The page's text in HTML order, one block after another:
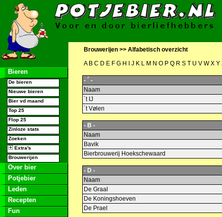
Bieren
De bieren
Nieuwe bieren
Bier vd maand
Top 25
Flop 25
Zinloze stats
Zoeken
Extra's
Brouwerijen
Over bier
Potjebier
Leden
Recepten
Fun
Brouwerijen >> Alfabetisch overzicht
A B C D E F G H J K L M N O P Q R S T U V W X Y
- ´ -
Naam
´t IJ
´t Vølen
- B -
Naam
Bavik
Bierbrouwerij Hoekschewaard
- D -
Naam
De Graal
De Koningshoeven
De Prael